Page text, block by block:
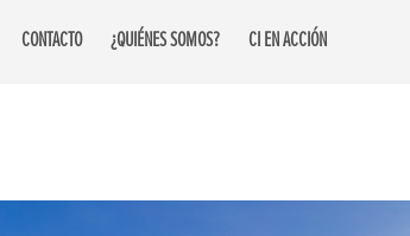
CONTACTO ¿QUIÉNES SOMOS? CI EN ACCIÓN